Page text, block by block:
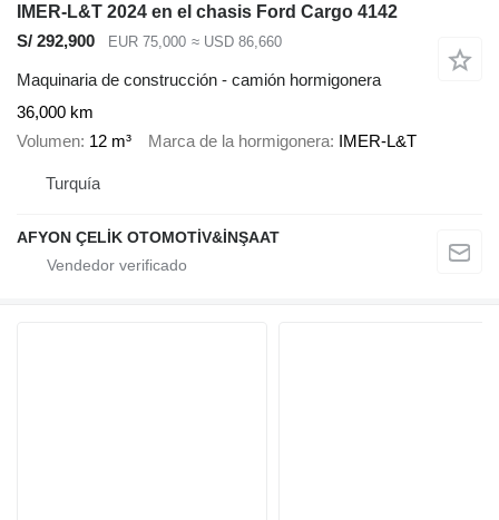
IMER-L&T 2024 en el chasis Ford Cargo 4142
S/ 292,900
EUR 75,000 ≈ USD 86,660
Maquinaria de construcción - camión hormigonera
36,000 km
Volumen 12 m³ Marca de la hormigonera IMER-L&T
Turquía
AFYON ÇELİK OTOMOTİV&İNŞAAT